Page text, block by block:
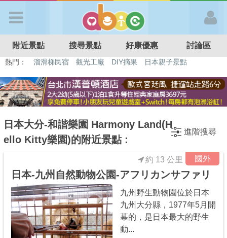
APP登入
首 頁
好康優惠
最新消息
最新留言
附近景點 搜尋景點 好康優惠 討論區
熱門： 溜滑梯民宿 觀光工廠 DIY摘果
日本親子景點
日本大分-和諧樂園 Harmony Land(H
ello Kitty樂園)的附近景點 :
進階搜尋
國外
約 13 公里
日本-九州自然動物公園-アフリカンサファリ
九州野生動物園位於日本
九州大分縣，1977年5月開
幕的，是日本最大的野生
動...